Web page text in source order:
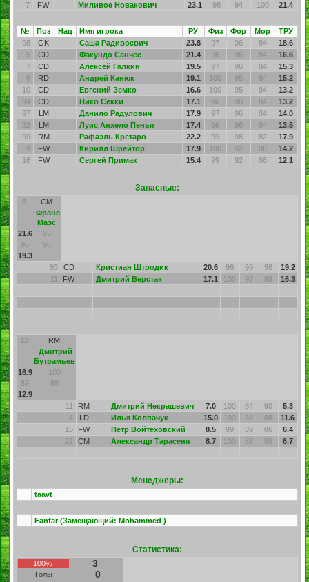
7
FW Миливое Новакович 23.1 98 94 100 21.4
№ Поз Нац Имя игрока РУ Физ Фор Мор
ТРУ
98
GK Саша Радивоевич 23.8 97 96 84
18.6
5
CD Факундо Санчес 21.4 96 96 84
16.6
7
CD Алексей Галкин 19.5 97 96 84
15.3
6
RD Андрей Канюк 19.1 100 95 84
15.2
10
CD Евгений Земко 16.6 100 95 84
13.2
94
CD Нико Секки 17.1 96 96 84
13.2
97
LM Данило Радулович 17.9 97 96 84
14.0
32
LM Луис Анхело Пенья 17.4 96 96 84
13.5
99
RM Рафаэль Кретаро 22.2 99 98 82
17.9
9
FW Кирилл Шрейтор 17.9 100 92 86
14.2
16
FW Сергей Примак 15.4 99 92 86 12.1
Запасные:
8
CM
Франс
Маэс
21.6
95
96
98
19.3
93
CD Кристиан Штродик 20.6 96 99 98
19.2
11
FW Дмитрий Верстак 17.1 100 97 98 16.3
12
RM
Дмитрий
Бутрамьев
16.9
100
87
88
12.9
11
RM Дмитрий Некрашевич 7.0 100 84 90
5.3
4
LD Илья Колпачук 15.0 100 88 88
11.6
15
FW Петр Войтеховский 8.5 99 89 86
6.4
22
CM Александр Тарасеня 8.7 100 87 88 6.7
Менеджеры:
taavt
Fanfar(Замещающий: Mohammed )
Статистика:
100% 3
Голы 0